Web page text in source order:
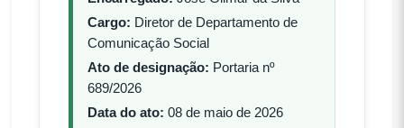
Cargo: Diretor de Departamento de
Comunicação Social
Ato de designação: Portaria nº
689/2026
Data do ato: 08 de maio de 2026